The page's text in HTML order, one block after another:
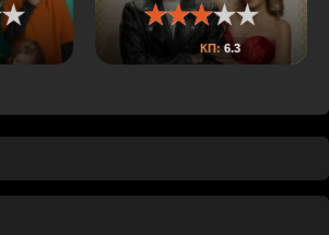
КП:6.3